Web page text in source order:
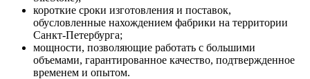
короткие сроки изготовления и поставок,
обусловленные нахождением фабрики на территории
Санкт-Петербурга;
мощности, позволяющие работать с большими
объемами, гарантированное качество, подтвержденное
временем и опытом.